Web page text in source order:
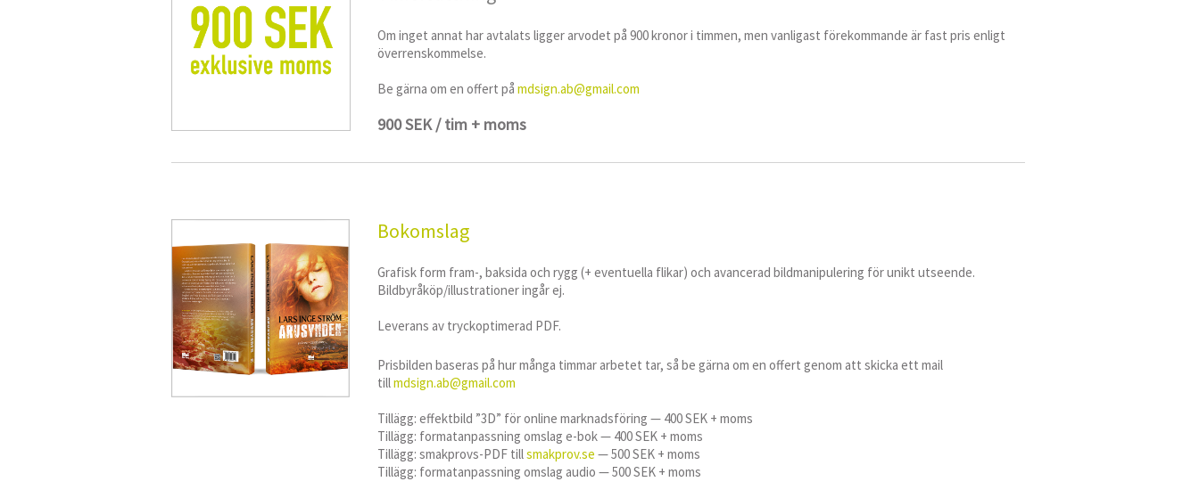
​Om inget annat har avtalats ligger arvodet på 900 kronor i timmen, men vanligast förekommande är fast pris enligt
överrenskommelse.
Be gärna om en offert på mdsign.ab@gmail.com
900 SEK / tim + moms
Bokomslag
Grafisk form fram-, baksida och rygg (+ eventuella flikar) och avancerad bildmanipulering för unikt utseende.
Bildbyråköp/illustrationer ingår ej.
Leverans av tryckoptimerad PDF.
Prisbilden baseras på hur många timmar arbetet tar, så be gärna om en offert genom att skicka ett mail
tillmdsign.ab@gmail.com
Tillägg: effektbild ”3D” för online marknadsföring — 400 SEK + moms
Tillägg: formatanpassning omslag e-bok — 400 SEK + moms
Tillägg: smakprovs-PDF tillsmakprov.se — 500 SEK + moms
Tillägg: formatanpassning omslag audio — 500 SEK + moms